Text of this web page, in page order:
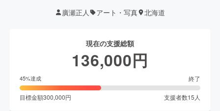
廣瀬正人 アート・写真 北海道
現在の支援総額
136,000円
45%達成 終了
目標金額300,000円 支援者数15 人